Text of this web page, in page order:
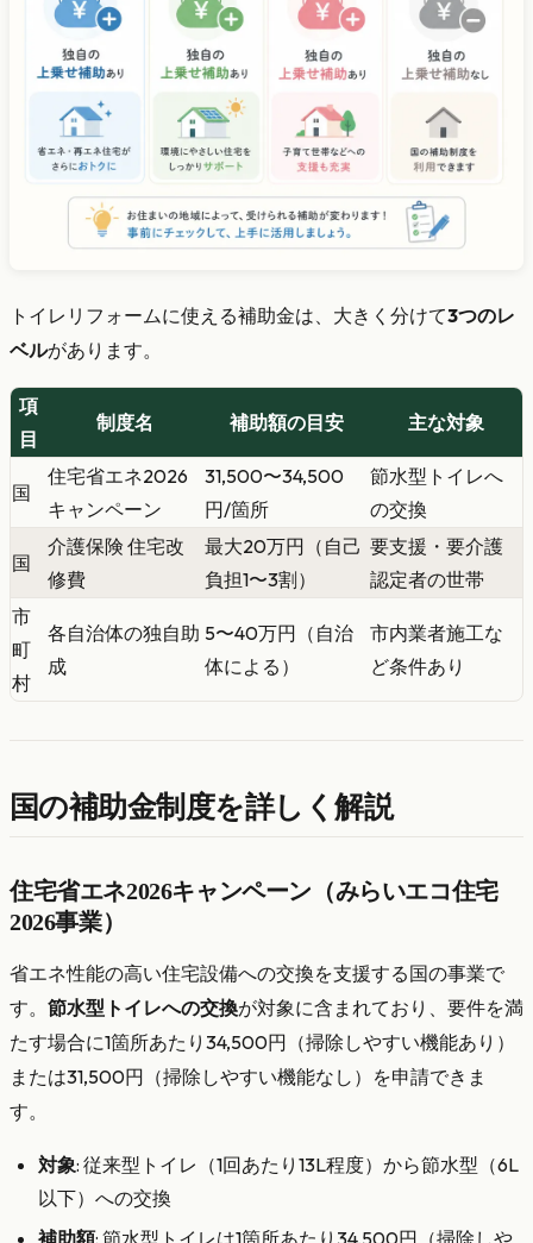
トイレリフォームに使える補助金は、大きく分けて3つのレ
ベルがあります。
項
目
制度名 補助額の目安 主な対象
国
住宅省エネ2026
キャンペーン
31,500〜34,500
円/箇所
節水型トイレへ
の交換
国
介護保険 住宅改
修費
最大20万円（自己
負担1〜3割）
要支援・要介護
認定者の世帯
市
町
村
各自治体の独自助
成
5〜40万円（自治
体による）
市内業者施工な
ど条件あり
国の補助金制度を詳しく解説
住宅省エネ2026キャンペーン（みらいエコ住宅
2026事業）
省エネ性能の高い住宅設備への交換を支援する国の事業で
す。 節水型トイレへの交換が対象に含まれており、要件を満
たす場合に1箇所あたり34,500円（掃除しやすい機能あり）
または31,500円（掃除しやすい機能なし）を申請できま
す。
対象: 従来型トイレ（1回あたり13L程度）から節水型（6L
以下）への交換
補助額: 節水型トイレは1箇所あたり34,500円（掃除しや